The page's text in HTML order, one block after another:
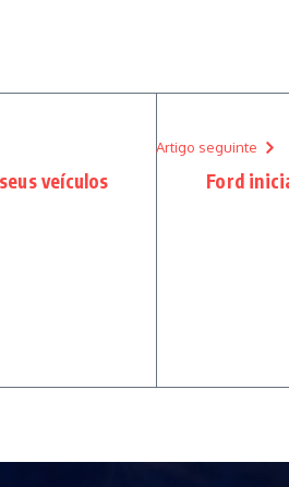
veículos
Artigo seguinte
Ford